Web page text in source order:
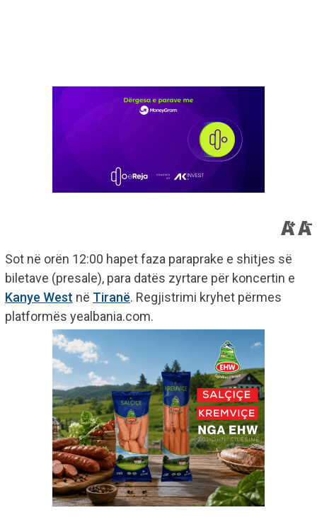
Sot në orën 12:00 hapet faza paraprake e shitjes së
biletave (presale), para datës zyrtare për koncertin e
Kanye West në Tiranë. Regjistrimi kryhet përmes
platformës yealbania.com.